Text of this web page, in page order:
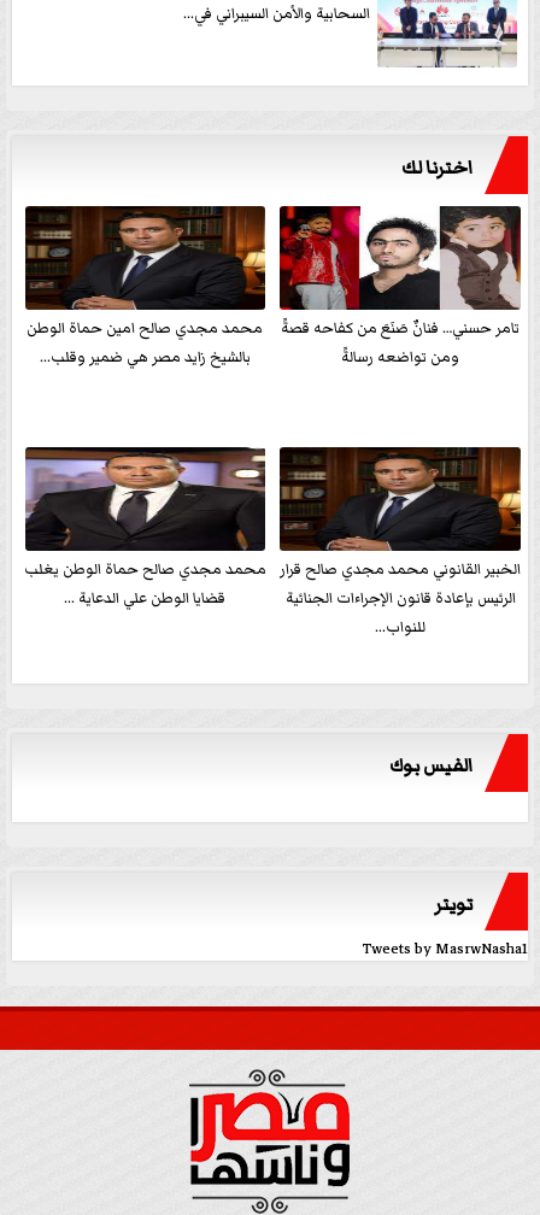
السحابية والأمن السيبراني في...
اخترنا لك
تامر حسني… فنانٌ صَنَعَ من كفاحه قصةً
ومن تواضعه رسالةً
محمد مجدي صالح امين حماة الوطن
بالشيخ زايد مصر هي ضمير وقلب...
الخبير القانوني محمد مجدي صالح قرار
الرئيس بإعادة قانون الإجراءات الجنائية
للنواب...
محمد مجدي صالح حماة الوطن يغلب
قضايا الوطن علي الدعاية ...
الفيس بوك
تويتر
Tweets by MasrwNasha1